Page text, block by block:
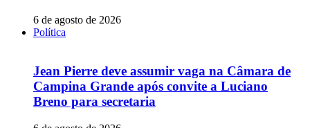
6 de agosto de 2026
Política
Jean Pierre deve assumir vaga na Câmara de
Campina Grande após convite a Luciano
Breno para secretaria